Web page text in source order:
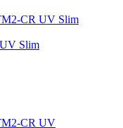
Slim